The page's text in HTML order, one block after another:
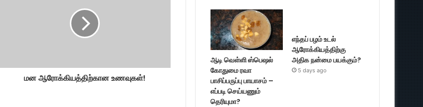
மன ஆரோக்கியத்திற்கான உணவுகள்!
ஆடி வெள்ளி ஸ்பெஷல்
கோதுமை ரவா
பாசிப்பருப்பு பாயாசம் –
எப்படி செய்யணும்
தெரியுமா?
எந்தப் பழம் உடல்
ஆரோக்கியத்திற்கு
அதிக நன்மை பயக்கும்?
5 days ago